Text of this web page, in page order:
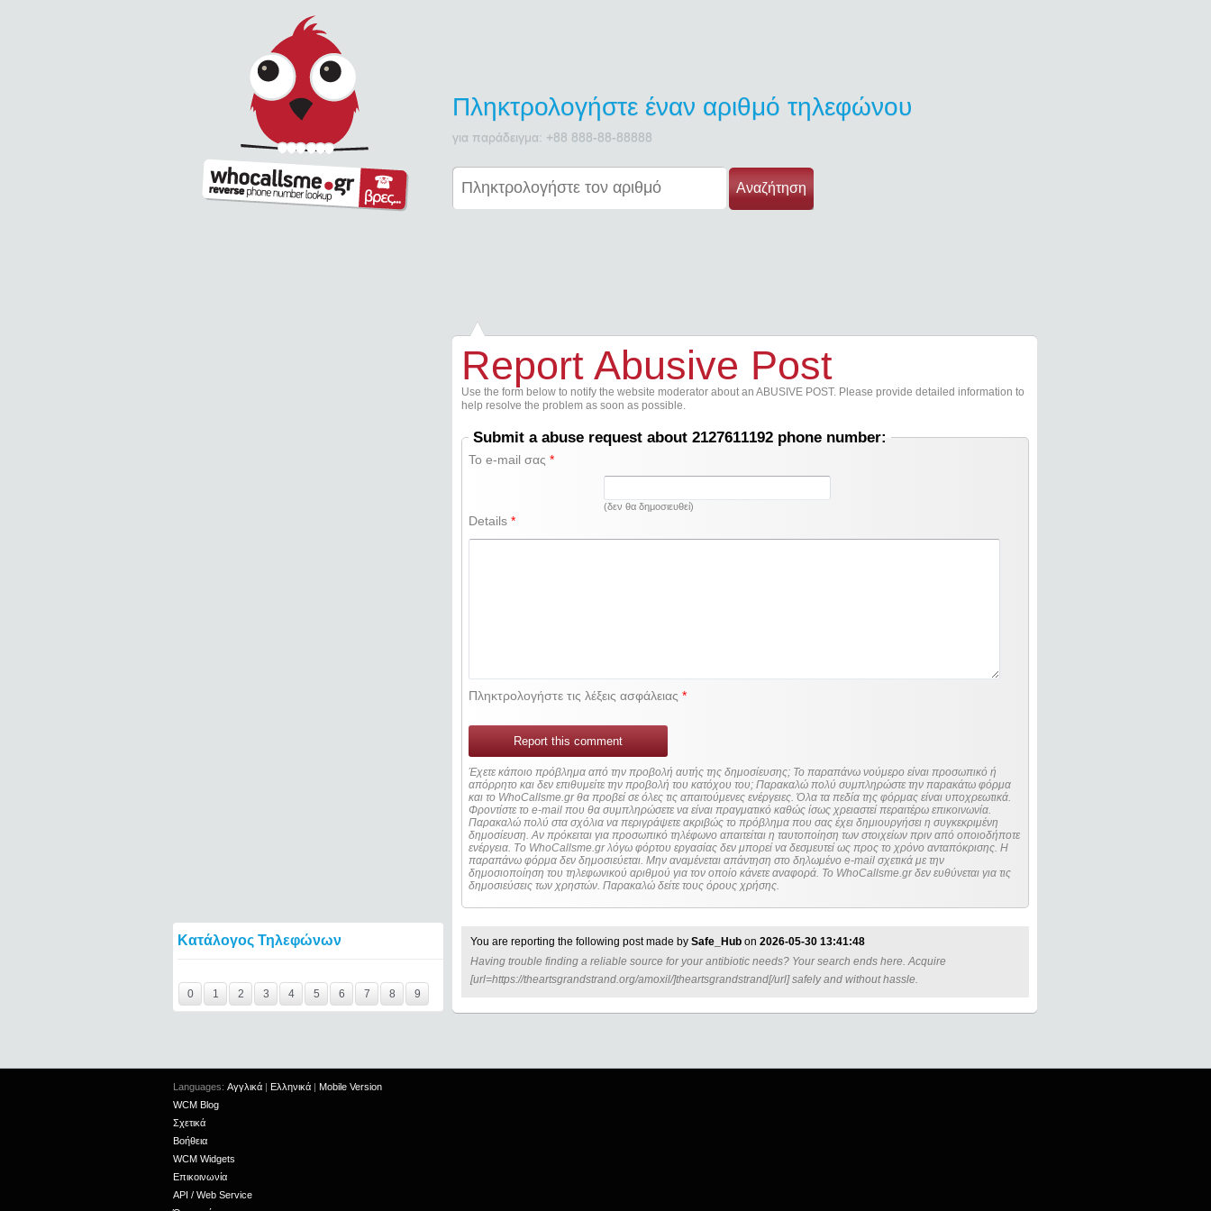
Πληκτρολογήστε έναν αριθμό τηλεφώνου
για παράδειγμα: +88 888-88-88888
Αναζήτηση
Κατάλογος Τηλεφώνων
0
1 2 3 4 5 6 7 8 9
Report Abusive Post
Use the form below to notify the website moderator about an ABUSIVE POST. Please provide detailed information to
help resolve the problem as soon as possible.
Submit a abuse request about 2127611192 phone number:
Το e-mail σας*
(δεν θα δημοσιευθεί)
Details*
Πληκτρολογήστε τις λέξεις ασφάλειας*
Report this comment
Έχετε κάποιο πρόβλημα από την προβολή αυτής της δημοσίευσης; Το παραπάνω νούμερο είναι προσωπικό ή
απόρρητο και δεν επιθυμείτε την προβολή του κατόχου του; Παρακαλώ πολύ συμπληρώστε την παρακάτω φόρμα
και το WhoCallsme.gr θα προβεί σε όλες τις απαιτούμενες ενέργειες. Όλα τα πεδία της φόρμας είναι υποχρεωτικά.
Φροντίστε το e-mail που θα συμπληρώσετε να είναι πραγματικό καθώς ίσως χρειαστεί περαιτέρω επικοινωνία.
Παρακαλώ πολύ στα σχόλια να περιγράψετε ακριβώς το πρόβλημα που σας έχει δημιουργήσει η συγκεκριμένη
δημοσίευση. Αν πρόκειται για προσωπικό τηλέφωνο απαιτείται η ταυτοποίηση των στοιχείων πριν από οποιοδήποτε
ενέργεια. Τo WhoCallsme.gr λόγω φόρτου εργασίας δεν μπορεί να δεσμευτεί ως προς το χρόνο ανταπόκρισης. Η
παραπάνω φόρμα δεν δημοσιεύεται. Μην αναμένεται απάντηση στο δηλωμένο e-mail σχετικά με την
δημοσιοποίηση του τηλεφωνικού αριθμού για τον οποίο κάνετε αναφορά. Το WhoCallsme.gr δεν ευθύνεται για τις
δημοσιεύσεις των χρηστών. Παρακαλώ δείτε τους όρους χρήσης.
You are reporting the following post made by Safe_Hub on 2026-05-30 13:41:48
Having trouble finding a reliable source for your antibiotic needs? Your search ends here. Acquire
[url=https://theartsgrandstrand.org/amoxil/]theartsgrandstrand[/url] safely and without hassle.
Languages: Αγγλικά | Ελληνικά | Mobile Version
WCM Blog
Σχετικά
Βοήθεια
WCM Widgets
Επικοινωνία
API / Web Service